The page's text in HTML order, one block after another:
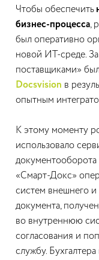
Чтобы обеспечить
бизнес-процесса,
был оперативно
новой ИТ-среде.
поставщиками»
Docsvision в
опытным
К этому моменту
использовало
«Смарт-Докс»
систем внешнего
документа,
во внутреннюю
согласования и
службу.